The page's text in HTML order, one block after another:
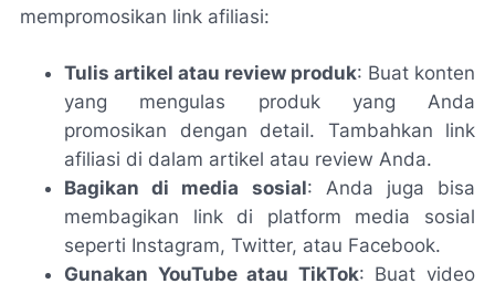
mempromosikan link afiliasi:
Tulis artikel atau review produk: Buat konten
yang mengulas produk yang Anda
promosikan dengan detail. Tambahkan link
afiliasi di dalam artikel atau review Anda.
Bagikan di media sosial: Anda juga bisa
membagikan link di platform media sosial
seperti Instagram, Twitter, atau Facebook.
Gunakan YouTube atau TikTok: Buat video